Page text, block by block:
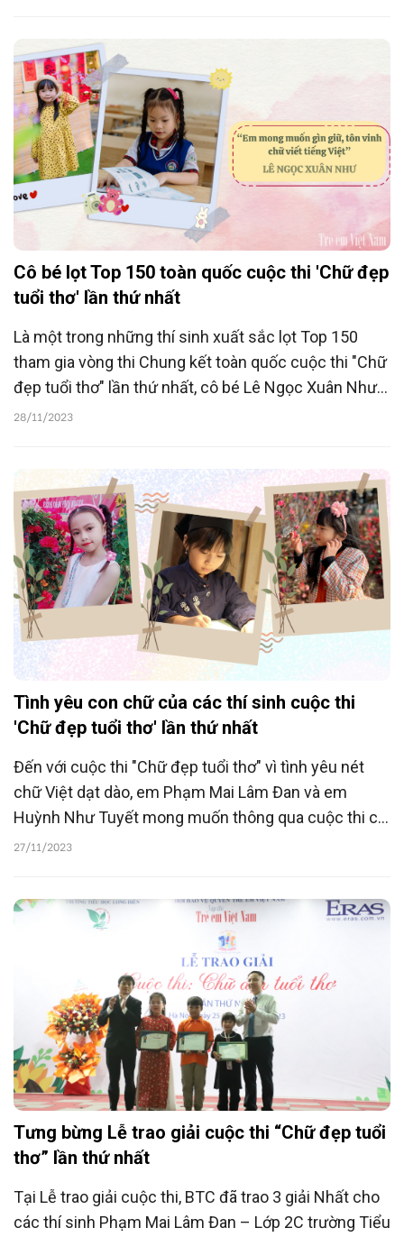
Cô bé lọt Top 150 toàn quốc cuộc thi 'Chữ đẹp
tuổi thơ' lần thứ nhất
Là một trong những thí sinh xuất sắc lọt Top 150
tham gia vòng thi Chung kết toàn quốc cuộc thi "Chữ
đẹp tuổi thơ" lần thứ nhất, cô bé Lê Ngọc Xuân Như
mong muốn góp phần nhỏ bé của mình gìn giữ và tôn
28/11/2023
Tình yêu con chữ của các thí sinh cuộc thi
'Chữ đẹp tuổi thơ' lần thứ nhất
Đến với cuộc thi "Chữ đẹp tuổi thơ" vì tình yêu nét
chữ Việt dạt dào, em Phạm Mai Lâm Đan và em
Huỳnh Như Tuyết mong muốn thông qua cuộc thi có
thể truyền tải sự say mê với Tiếng Việt, chữ Việt đến
27/11/2023
Tưng bừng Lễ trao giải cuộc thi “Chữ đẹp tuổi
thơ” lần thứ nhất
Tại Lễ trao giải cuộc thi, BTC đã trao 3 giải Nhất cho
các thí sinh Phạm Mai Lâm Đan – Lớp 2C trường Tiểu